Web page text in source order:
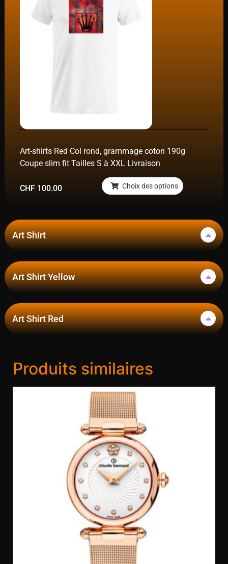
Art-shirts Red Col rond, grammage coton 190g
Coupe slim fit Tailles S à XXL Livraison
CHF 100.00 Choix des options
Art Shirt
Art Shirt Yellow
Art Shirt Red
Produits similaires